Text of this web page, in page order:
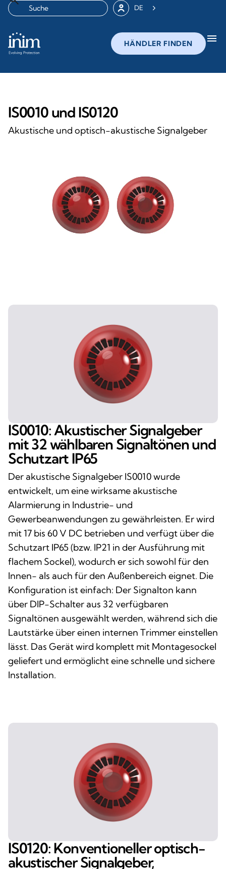
DE
HÄNDLER FINDEN menu
IS0010 und IS0120
Akustische und optisch-akustische Signalgeber
IS0010: Akustischer Signalgeber
mit 32 wählbaren Signaltönen und
Schutzart IP65
Der akustische Signalgeber IS0010 wurde
entwickelt, um eine wirksame akustische
Alarmierung in Industrie- und
Gewerbeanwendungen zu gewährleisten. Er wird
mit 17 bis 60 V DC betrieben und verfügt über die
Schutzart IP65 (bzw. IP21 in der Ausführung mit
flachem Sockel), wodurch er sich sowohl für den
Innen- als auch für den Außenbereich eignet. Die
Konfiguration ist einfach: Der Signalton kann
über DIP-Schalter aus 32 verfügbaren
Signaltönen ausgewählt werden, während sich die
Lautstärke über einen internen Trimmer einstellen
lässt. Das Gerät wird komplett mit Montagesockel
geliefert und ermöglicht eine schnelle und sichere
Installation.
IS0120: Konventioneller optisch-
akustischer Signalgeber,